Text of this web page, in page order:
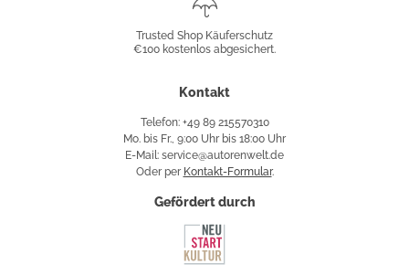
Käuferschutz
Trusted Shop Käuferschutz
€100 kostenlos abgesichert.
Kontakt
Telefon: +49 89 215570310
Mo. bis Fr., 9:00 Uhr bis 18:00 Uhr
E-Mail: service@autorenwelt.de
Oder per Kontakt-Formular.
Gefördert durch